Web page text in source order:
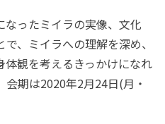
ったミイラの実像、文化
、ミイラへの理解を深め、
体観を考えるきっかけになれ
期は2020年2月24日(月・